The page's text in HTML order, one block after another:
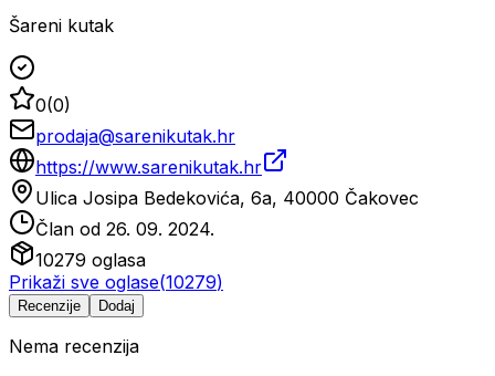
Šareni kutak
0(0)
prodaja@sarenikutak.hr
https://www.sarenikutak.hr
Ulica Josipa Bedekovića, 6a, 40000 Čakovec
Član od 26. 09. 2024.
10279 oglasa
Prikaži sve oglase(10279)
Recenzije Dodaj
Nema recenzija